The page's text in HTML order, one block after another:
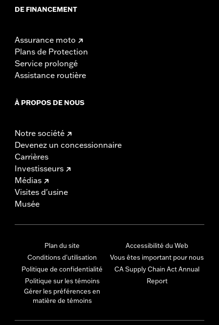
DE FINANCEMENT
Assurance moto
Plans de Protection
Service prolongé
Assistance routière
À PROPOS DE NOUS
Notre société
Devenez un concessionnaire
Carrières
Investisseurs
Médias
Visites d'usine
Musée
Plan du site
Conditions d'utilisation
Politique de confidentialité
Politique sur les témoins
Gérer les préférences en
matière de témoins
Accessibilité du Web
Vous êtes important pour nous
CA Supply Chain Act Annual
Report